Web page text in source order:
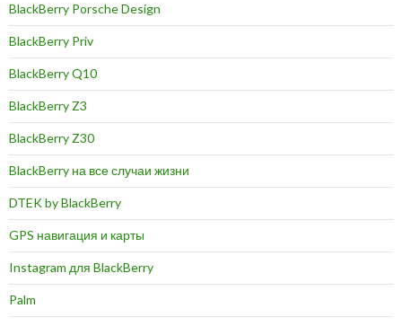
BlackBerry Porsche Design
BlackBerry Priv
BlackBerry Q10
BlackBerry Z3
BlackBerry Z30
BlackBerry на все случаи жизни
DTEK by BlackBerry
GPS навигация и карты
Instagram для BlackBerry
Palm